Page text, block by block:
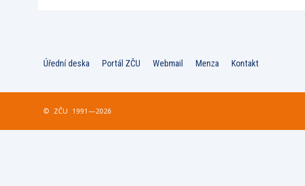
Úřední deska Portál ZČU Webmail Menza Kontakt
© ZČU 1991—2026